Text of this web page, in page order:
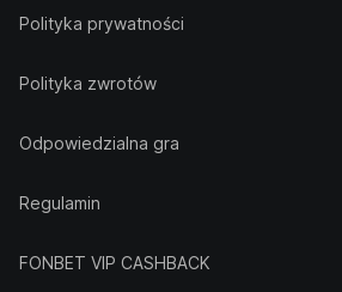
Polityka prywatności
Polityka zwrotów
Odpowiedzialna gra
Regulamin
FONBET VIP CASHBACK